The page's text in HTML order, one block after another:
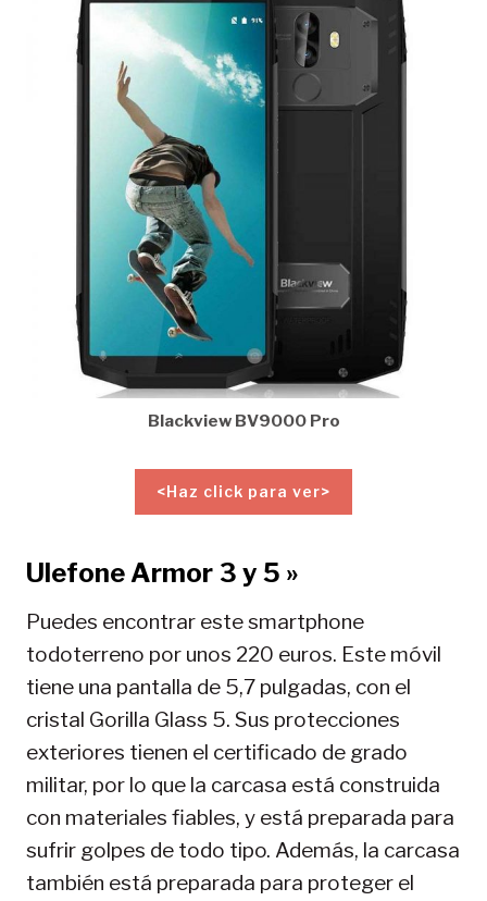
Blackview BV9000 Pro
<Haz click para ver>
Ulefone Armor 3 y 5 »
Puedes encontrar este smartphone
todoterreno por unos 220 euros. Este móvil
tiene una pantalla de 5,7 pulgadas, con el
cristal Gorilla Glass 5. Sus protecciones
exteriores tienen el certificado de grado
militar, por lo que la carcasa está construida
con materiales fiables, y está preparada para
sufrir golpes de todo tipo. Además, la carcasa
también está preparada para proteger el